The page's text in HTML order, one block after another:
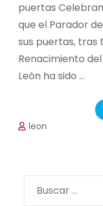
puertas
que el Parador
sus puertas, tras
Renacimiento
León ha sido …
leon
Buscar: